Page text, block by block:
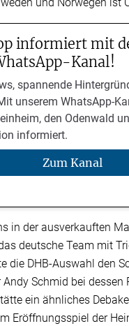
informiert mit
Kanal!
spannende
unserem WhatsApp-
den Odenwald
informiert.
Zum Kanal
in der ausverkauften
deutsche Team mit
die DHB-Auswahl den
Schmid bei dessen
ein ähnliches
Eröffnungsspiel der